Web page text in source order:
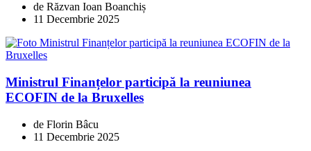
de Răzvan Ioan Boanchiș
11 Decembrie 2025
Ministrul Finanțelor participă la reuniunea
ECOFIN de la Bruxelles
de Florin Bâcu
11 Decembrie 2025